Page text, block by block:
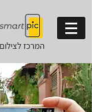
המרכז